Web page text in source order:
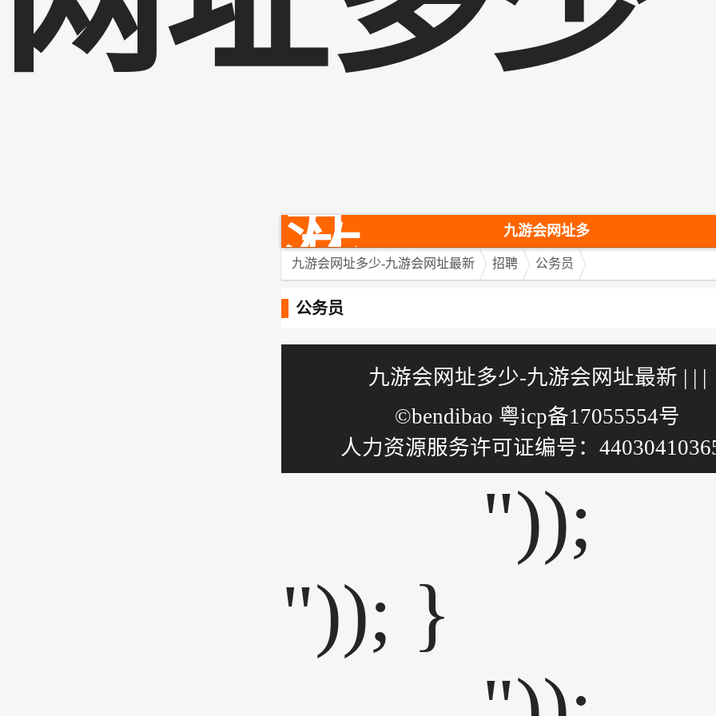
九
游
会
网
址
少-
九
游
址
最
新
九游会网址多
少-九游会网址
九游会网址多少-九游会网址最新 招聘 公务员
公务员
九游会网址多少-九游会网址最新 | | |
©bendibao 粤icp备17055554号
人力资源服务许可证编号：
"));
")); }